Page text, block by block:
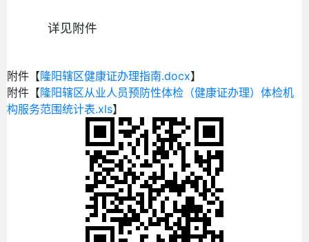
详见附件
附件【隆阳辖区健康证办理指南.docx】
附件【隆阳辖区从业人员预防性体检（健康证办理）体检机
构服务范围统计表.xls】